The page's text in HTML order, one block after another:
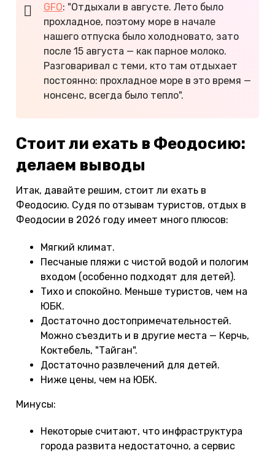
GFO: "Отдыхали в августе. Лето было
прохладное, поэтому море в начале
нашего отпуска было холодновато, зато
после 15 августа — как парное молоко.
Разговаривал с теми, кто там отдыхает
постоянно: прохладное море в это время —
нонсенс, всегда было тепло".
Стоит ли ехать в Феодосию:
делаем выводы
Итак, давайте решим, стоит ли ехать в
Феодосию. Судя по отзывам туристов, отдых в
Феодосии в 2026 году имеет много плюсов:
Мягкий климат.
Песчаные пляжи с чистой водой и пологим
входом (особенно подходят для детей).
Тихо и спокойно. Меньше туристов, чем на
ЮБК.
Достаточно достопримечательностей.
Можно съездить и в другие места — Керчь,
Коктебель, "Тайган".
Достаточно развлечений для детей.
Ниже цены, чем на ЮБК.
Минусы:
Некоторые считают, что инфраструктура
города развита недостаточно, а сервис